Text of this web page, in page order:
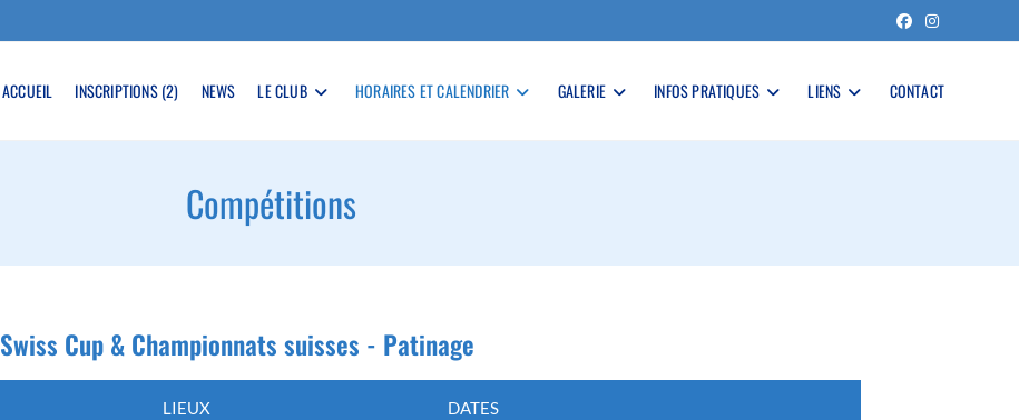
ACCUEIL INSCRIPTIONS (2) NEWS LE CLUB HORAIRES ET CALENDRIER GALERIE INFOS PRATIQUES LIENS CONTACT
Compétitions
Swiss Cup & Championnats suisses - Patinage
LIEUX DATES